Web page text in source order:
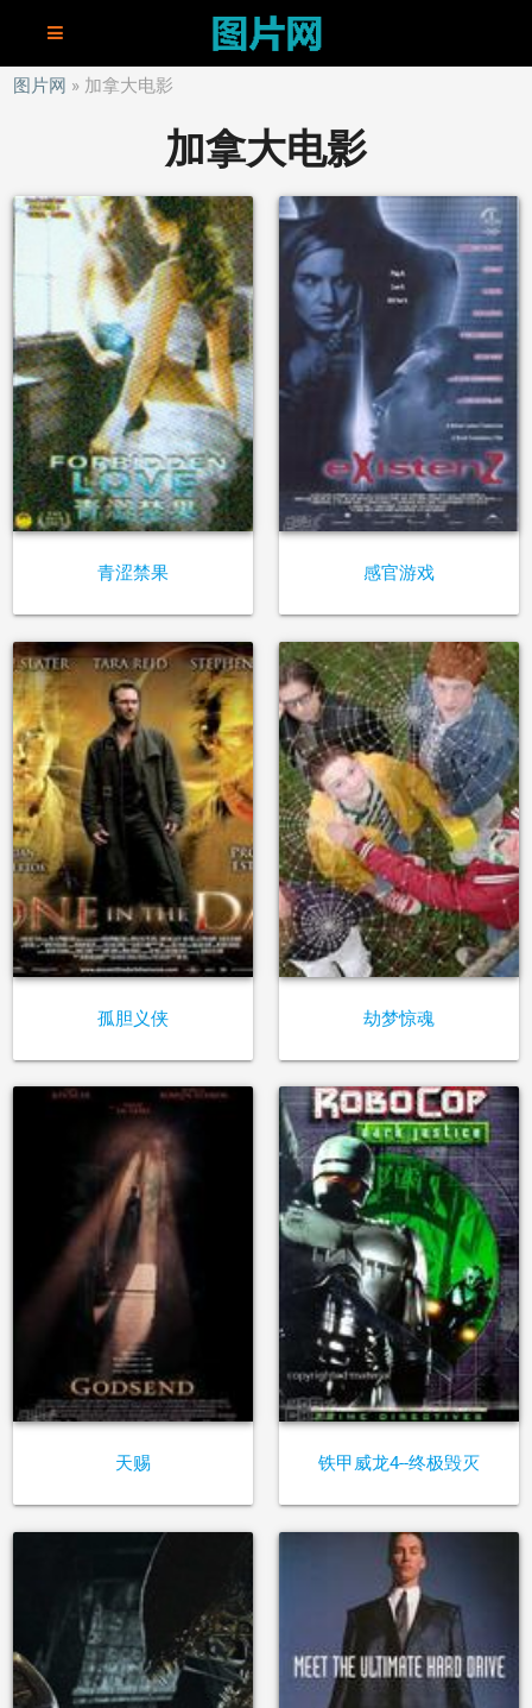
图片网 加拿大电影
加拿大电影
青涩禁果 感官游戏
孤胆义侠 劫梦惊魂
天赐 铁甲威龙4--终极毁灭